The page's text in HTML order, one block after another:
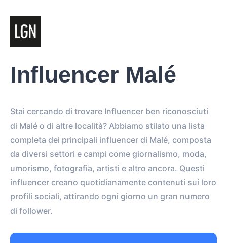
Influencer Malé
Stai cercando di trovare Influencer ben riconosciuti
di Malé o di altre località? Abbiamo stilato una lista
completa dei principali influencer di Malé, composta
da diversi settori e campi come giornalismo, moda,
umorismo, fotografia, artisti e altro ancora. Questi
influencer creano quotidianamente contenuti sui loro
profili sociali, attirando ogni giorno un gran numero
di follower.